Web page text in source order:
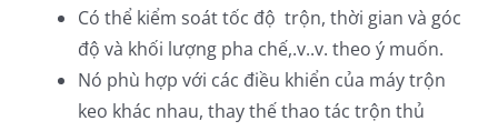
Có thể kiểm soát tốc độ trộn, thời gian và góc
độ và khối lượng pha chế,.v..v. theo ý muốn.
Nó phù hợp với các điều khiển của máy trộn
keo khác nhau, thay thế thao tác trộn thủ